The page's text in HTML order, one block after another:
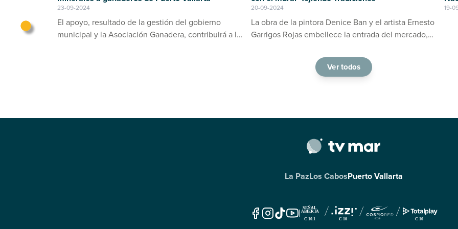
23-09-2024
El apoyo, resultado de la gestión del gobierno
municipal y la Asociación Ganadera, contribuirá a la
20-09-2024
La obra de la pintora Denice Ban y el artista Ernesto
Garrigos Rojas embellece la entrada del mercado,
19-
Ver todos
La PazLos CabosPuerto Vallarta
|